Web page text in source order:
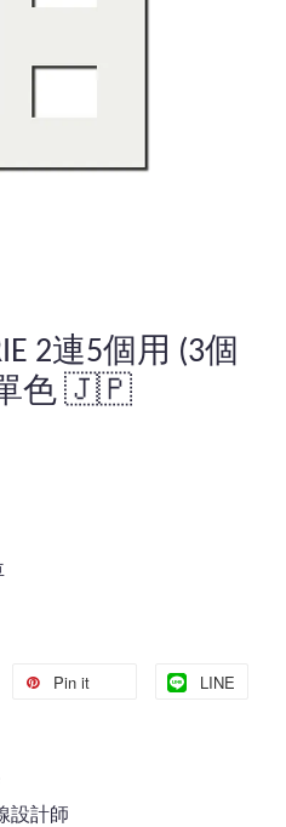
2連5個用 (3個
單色 🇯🇵
Pin it LINE
設計師